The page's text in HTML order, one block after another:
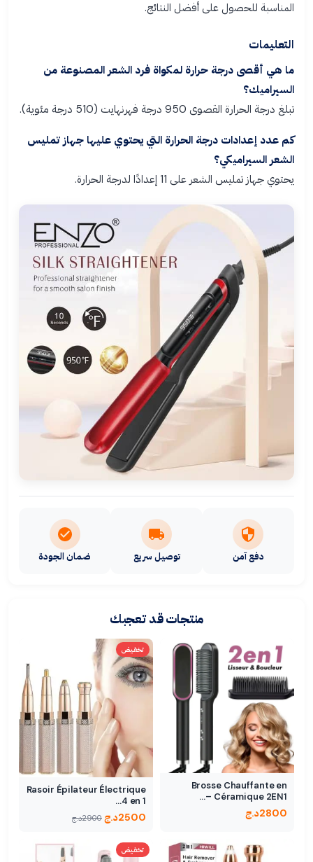
المناسبة للحصول على أفضل النتائج.
التعليمات
ما هي أقصى درجة حرارة لمكواة فرد الشعر المصنوعة من
السيراميك؟
تبلغ درجة الحرارة القصوى 950 درجة فهرنهايت (510 درجة مئوية).
كم عدد إعدادات درجة الحرارة التي يحتوي عليها جهاز تمليس
الشعر السيراميكي؟
يحتوي جهاز تمليس الشعر على 11 إعدادًا لدرجة الحرارة.
دفع آمن توصيل سريع ضمان الجودة
منتجات قد تعجبك
Brosse Chauffante en
Céramique 2EN1 –…
2800د.ج
تخفيض
Rasoir Épilateur Électrique
4 en 1…
2500د.ج 2900د.ج
تخفيض